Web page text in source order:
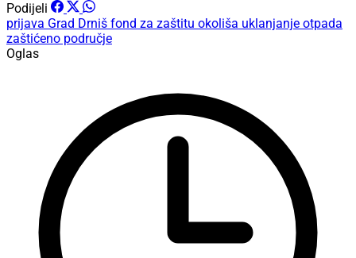
Podijeli
prijava Grad Drniš fond za zaštitu okoliša uklanjanje otpada
zaštićeno područje
Oglas